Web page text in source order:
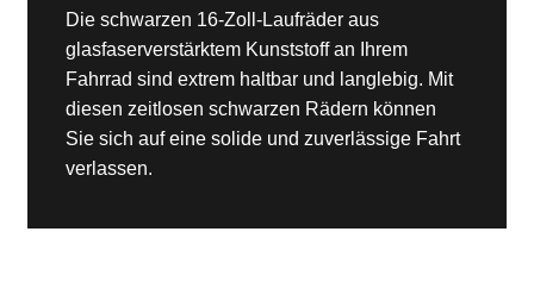
Die schwarzen 16-Zoll-Laufräder aus
glasfaserverstärktem Kunststoff an Ihrem
Fahrrad sind extrem haltbar und langlebig. Mit
diesen zeitlosen schwarzen Rädern können
Sie sich auf eine solide und zuverlässige Fahrt
verlassen.